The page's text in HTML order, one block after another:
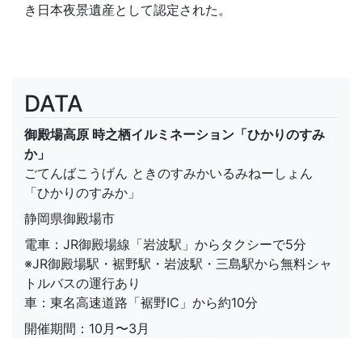
き日本夜景遺産として認定された。
DATA
御殿場高原 時之栖イルミネーション「ひかりのすみ
か」
ごてんばこうげん ときのすみかいるみねーしょん
「ひかりのすみか」
静岡県御殿場市
電車：JR御殿場線「岩波駅」からタクシーで5分
※JR御殿場駅・裾野駅・岩波駅・三島駅から無料シャ
トルバスの運行あり
車：東名高速道路「裾野IC」から約10分
開催期間：10月〜3月